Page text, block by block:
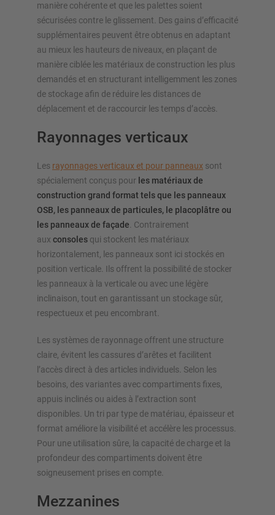
manière cohérente et que les palettes soient
sécurisées contre le glissement. Des gains d’efficacité
supplémentaires peuvent être obtenus en adaptant
au mieux les hauteurs de niveaux, en plaçant de
manière ciblée les matériaux de construction les plus
demandés et en structurant intelligemment les zones
de stockage afin de réduire les distances de
déplacement et de raccourcir les temps d’accès.
Rayonnages verticaux
Les rayonnages verticaux et pour panneaux sont
spécialement conçus pour les matériaux de
construction grand format tels que les panneaux
OSB, les panneaux de particules, le placoplâtre ou
les panneaux de façade. Contrairement
aux consoles qui stockent les matériaux
horizontalement, les panneaux sont ici stockés en
position verticale. Ils offrent la possibilité de stocker
les panneaux à la verticale ou avec une légère
inclinaison, tout en garantissant un stockage sûr,
respectueux et peu encombrant.
Les systèmes de rayonnage offrent une structure
claire, évitent les cassures d’arêtes et facilitent
l’accès direct à des articles individuels. Selon les
besoins, des variantes avec compartiments fixes,
appuis inclinés ou aides à l’extraction sont
disponibles. Un tri par type de matériau, épaisseur et
format améliore la visibilité et accélère les processus.
Pour une utilisation sûre, la capacité de charge et la
profondeur des compartiments doivent être
soigneusement prises en compte.
Mezzanines